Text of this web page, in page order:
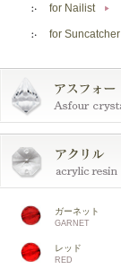
for Nailist ▶
for Suncatcher
ガーネット
GARNET
レッド
RED